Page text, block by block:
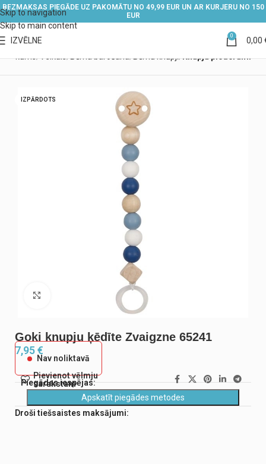
Skip to navigation
Skip to main content
BEZMAKSAS PIEGĀDE UZ PAKOMĀTU NO 49,99 EUR UN AR KURJERU NO 150
EUR
IZVĒLNE 0 0,00
IZPĀRDOTS
Noklikšķiniet, lai palielinātu
Goki knupju ķēdīte Zvaigzne 65241
7,95€
Nav noliktavā
Pievienot vēlmju
sarakstam
Piegādes iespējas:
Apskatīt piegādes metodes
Droši tiešsaistes maksājumi: